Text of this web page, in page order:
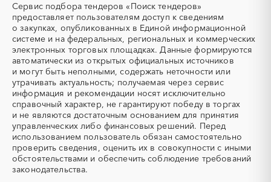
ТЭН
(Теплоэлектронагреватель)
УДС (установки
депарафинизации скважин)
УКПГ
ЯТЭК
Аварийные работы
Авиаперевозка
Авиационные работы
Авиационные работы
вертолетами
Автобус
Автовозы
Автогрейдер
Автозапчасти
Автоматизация
Автомобили
Автомобильные весы
Авторский надзор
Автотранспорт
Автоцистерны пожарные
Адсорбенты
Сервис подбора тендеров «Поиск тендеров»
предоставляет пользователям доступ к сведениям
о закупках, опубликованных в Единой информационной
системе и на федеральных, региональных и коммерческих
электронных торговых площадках. Данные формируются
автоматически из открытых официальных источников
и могут быть неполными, содержать неточности или
утрачивать актуальность; получаемая через сервис
информация и рекомендации носят исключительно
справочный характер, не гарантируют победу в торгах
и не являются достаточным основанием для принятия
управленческих либо финансовых решений. Перед
использованием пользователь обязан самостоятельно
проверить сведения, оценить их в совокупности с иными
обстоятельствами и обеспечить соблюдение требований
законодательства.